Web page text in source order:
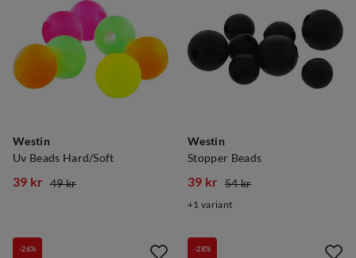
Westin
Uv Beads Hard/Soft
39 kr
49 kr
Westin
Stopper Beads
discounted
39 kr
original
54 kr
1 variant
-26% -28%